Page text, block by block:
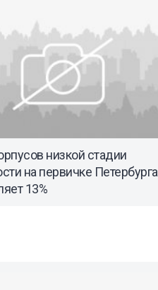
низкой стадии
на первичке Петербурга
13%